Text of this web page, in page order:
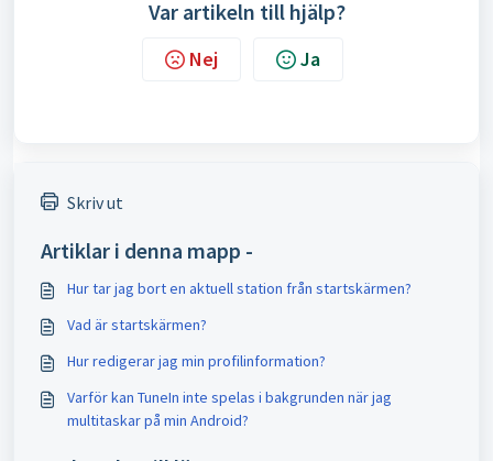
Var artikeln till hjälp?
Nej Ja
Skriv ut
Artiklar i denna mapp -
Hur tar jag bort en aktuell station från startskärmen?
Vad är startskärmen?
Hur redigerar jag min profilinformation?
Varför kan TuneIn inte spelas i bakgrunden när jag
multitaskar på min Android?